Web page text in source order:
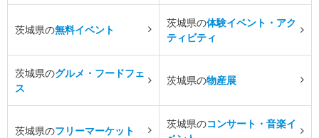
茨城県の無料イベント
茨城県の体験イベント・アク
ティビティ
茨城県のグルメ・フードフェ
ス
茨城県の物産展
茨城県のフリーマーケット
茨城県のコンサート・音楽イ